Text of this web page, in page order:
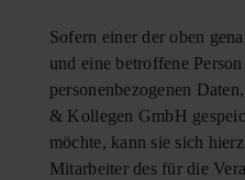
Sofern einer der oben
und eine betroffene
personenbezogenen
& Kollegen GmbH
möchte, kann sie sich
Mitarbeiter des für die